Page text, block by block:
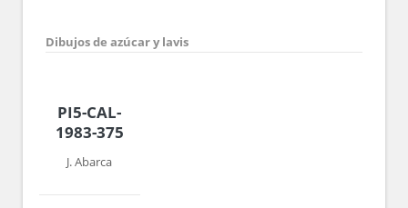
Dibujos de azúcar y lavis
PI5-CAL-
1983-375
J. Abarca